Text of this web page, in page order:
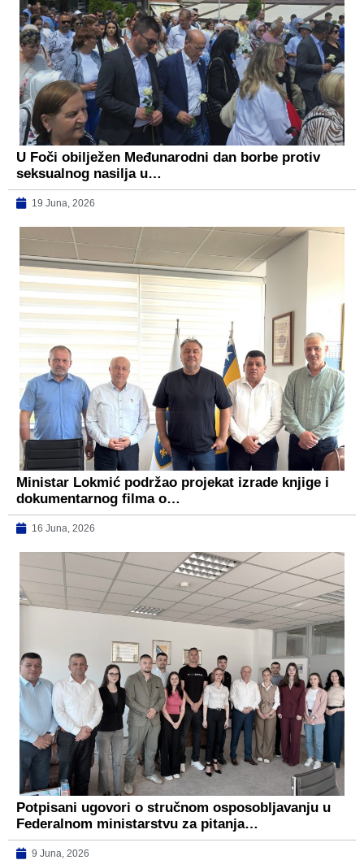
U Foči obilježen Međunarodni dan borbe protiv
seksualnog nasilja u…
19 Juna, 2026
Ministar Lokmić podržao projekat izrade knjige i
dokumentarnog filma o…
16 Juna, 2026
Potpisani ugovori o stručnom osposobljavanju u
Federalnom ministarstvu za pitanja…
9 Juna, 2026